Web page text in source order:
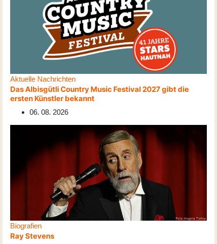
Aktuelle Nachrichten
Das Albisgütli Country Music Festival 2027 gibt die
ersten Künstler bekannt
06. 08. 2026
Biografien
Ray Stevens